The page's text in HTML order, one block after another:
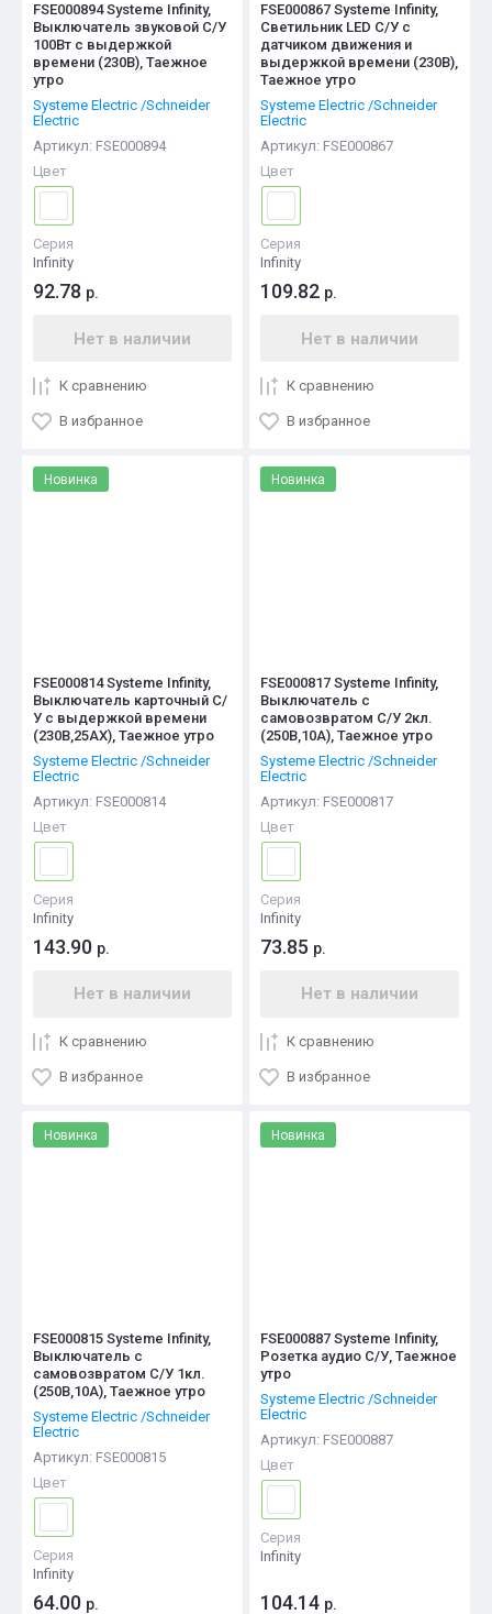
FSE000894 Systeme Infinity,
Выключатель звуковой С/У
100Вт с выдержкой
времени (230В), Таежное
утро
Systeme Electric /Schneider
Electric
Артикул: FSE000894
Цвет
Серия
Infinity
92.78 р.
Нет в наличии
К сравнению
В избранное
FSE000867 Systeme Infinity,
Светильник LED C/У с
датчиком движения и
выдержкой времени (230В),
Таежное утро
Systeme Electric /Schneider
Electric
Артикул: FSE000867
Цвет
Серия
Infinity
109.82 р.
Нет в наличии
К сравнению
В избранное
Новинка
FSE000814 Systeme Infinity,
Выключатель карточный С/
У с выдержкой времени
(230В,25АХ), Таежное утро
Systeme Electric /Schneider
Electric
Артикул: FSE000814
Цвет
Серия
Infinity
143.90 р.
Нет в наличии
К сравнению
В избранное
Новинка
FSE000817 Systeme Infinity,
Выключатель с
самовозвратом С/У 2кл.
(250В,10А), Таежное утро
Systeme Electric /Schneider
Electric
Артикул: FSE000817
Цвет
Серия
Infinity
73.85 р.
Нет в наличии
К сравнению
В избранное
Новинка
FSE000815 Systeme Infinity,
Выключатель с
самовозвратом С/У 1кл.
(250В,10А), Таежное утро
Systeme Electric /Schneider
Electric
Артикул: FSE000815
Цвет
Серия
Infinity
64.00 р.
Новинка
FSE000887 Systeme Infinity,
Розетка аудио С/У, Таежное
утро
Systeme Electric /Schneider
Electric
Артикул: FSE000887
Цвет
Серия
Infinity
104.14 р.